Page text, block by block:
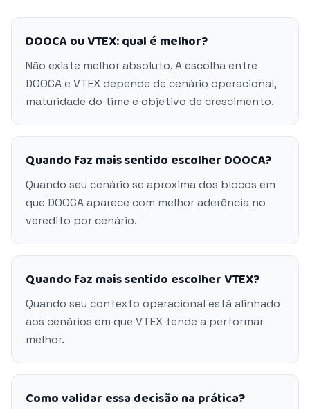
DOOCA ou VTEX: qual é melhor?
Não existe melhor absoluto. A escolha entre
DOOCA e VTEX depende de cenário operacional,
maturidade do time e objetivo de crescimento.
Quando faz mais sentido escolher DOOCA?
Quando seu cenário se aproxima dos blocos em
que DOOCA aparece com melhor aderência no
veredito por cenário.
Quando faz mais sentido escolher VTEX?
Quando seu contexto operacional está alinhado
aos cenários em que VTEX tende a performar
melhor.
Como validar essa decisão na prática?